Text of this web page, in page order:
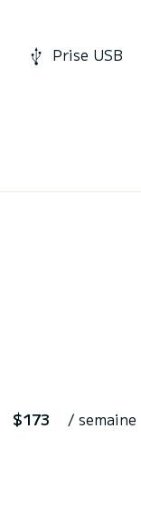
Prise USB
$173 / semaine